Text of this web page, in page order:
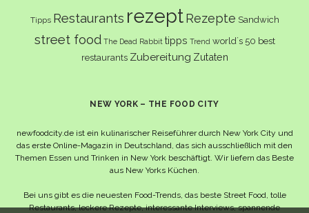
Tipps Restaurants rezept Rezepte Sandwich
street food The Dead Rabbit tipps Trend world´s 50 best
restaurants Zubereitung Zutaten
NEW YORK – THE FOOD CITY
newfoodcity.de ist ein kulinarischer Reiseführer durch New York City und
das erste Online-Magazin in Deutschland, das sich ausschließlich mit den
Themen Essen und Trinken in New York beschäftigt. Wir liefern das Beste
aus New Yorks Küchen.
Bei uns gibt es die neuesten Food-Trends, das beste Street Food, tolle
Restaurants, leckere Rezepte, interessante Interviews, spannende